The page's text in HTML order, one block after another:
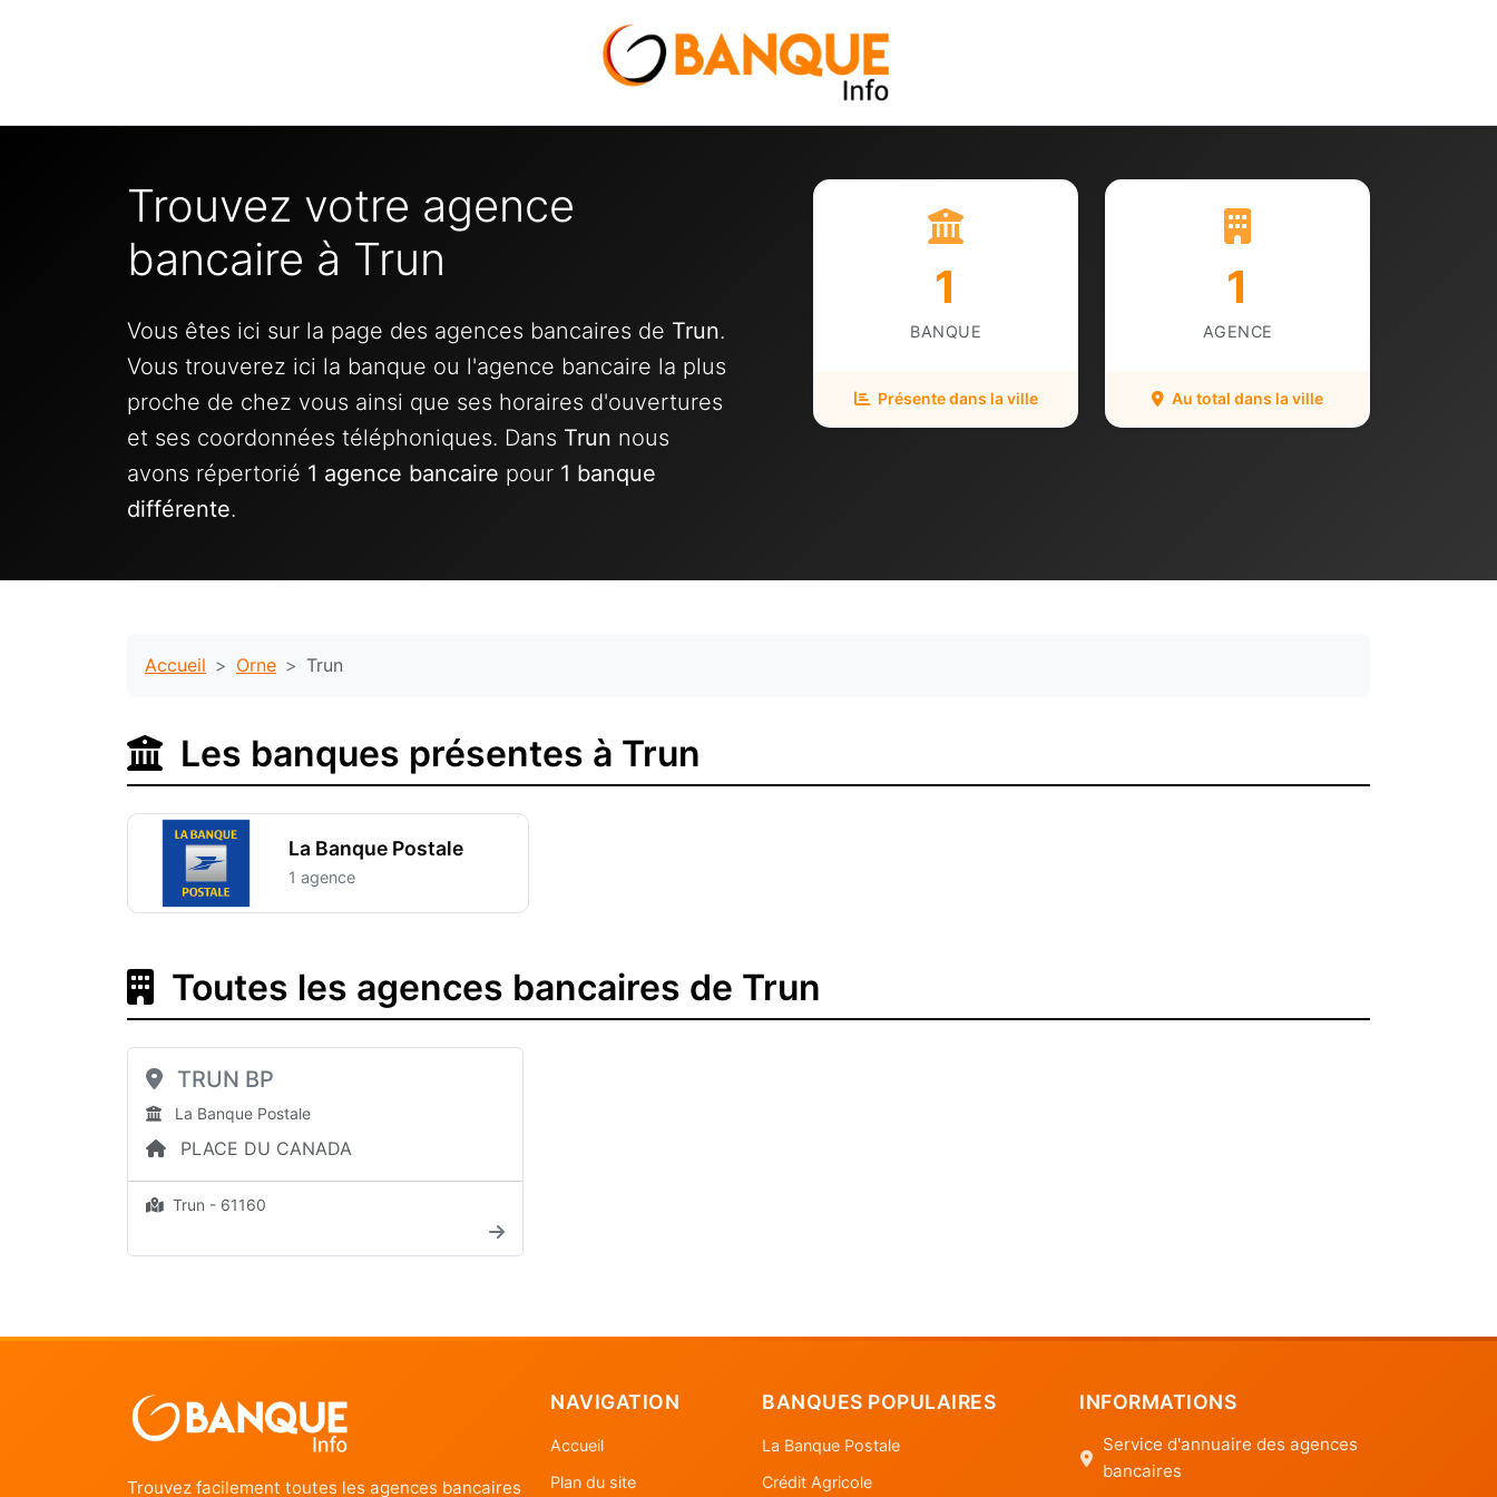
Trouvez votre agence
bancaire à Trun
Vous êtes ici sur la page des agences bancaires de Trun.
Vous trouverez ici la banque ou l'agence bancaire la plus
proche de chez vous ainsi que ses horaires d'ouvertures
et ses coordonnées téléphoniques. Dans Trun nous
avons répertorié 1 agence bancaire pour 1 banque
différente.
1
BANQUE
Présente dans la ville
1
AGENCE
Au total dans la ville
Accueil Orne Trun
Les banques présentes à Trun
La Banque Postale
1 agence
Toutes les agences bancaires de Trun
TRUN BP
La Banque Postale
PLACE DU CANADA
Trun - 61160
Trouvez facilement toutes les agences bancaires
NAVIGATION
Accueil
Plan du site
BANQUES POPULAIRES
La Banque Postale
Crédit Agricole
INFORMATIONS
Service d'annuaire des agences
bancaires